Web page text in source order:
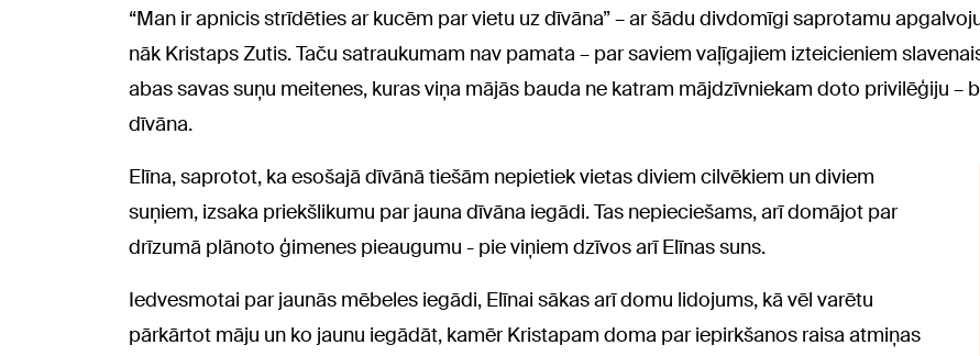
“Man ir apnicis strīdēties ar kucēm par vietu uz dīvāna” – ar šādu divdomīgi saprotamu
nāk Kristaps Zutis. Taču satraukumam nav pamata – par saviem vaļīgajiem izteicieniem
abas savas suņu meitenes, kuras viņa mājās bauda ne katram mājdzīvniekam doto privilēģiju –
dīvāna.
Elīna, saprotot, ka esošajā dīvānā tiešām nepietiek vietas diviem cilvēkiem un diviem
suņiem, izsaka priekšlikumu par jauna dīvāna iegādi. Tas nepieciešams, arī domājot par
drīzumā plānoto ģimenes pieaugumu - pie viņiem dzīvos arī Elīnas suns.
Iedvesmotai par jaunās mēbeles iegādi, Elīnai sākas arī domu lidojums, kā vēl varētu
pārkārtot māju un ko jaunu iegādāt, kamēr Kristapam doma par iepirkšanos raisa atmiņas